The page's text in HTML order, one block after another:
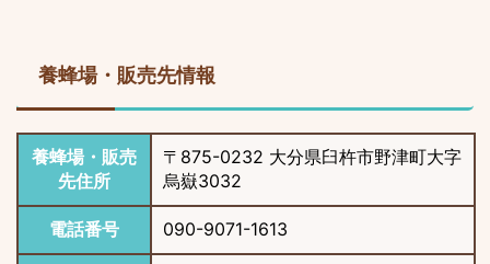
養蜂場・販売先情報
養蜂場・販売
先住所
〒875-0232 大分県臼杵市野津町大字
烏嶽3032
電話番号 090-9071-1613